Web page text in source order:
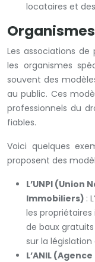
locataires et
Les associations de
les organismes
souvent des
au public. Ces
professionnels du
fiables.
Voici quelques
proposent des
L’UNPI
Immobiliers) :
les propriétaires
de baux
sur la législation
L’ANIL